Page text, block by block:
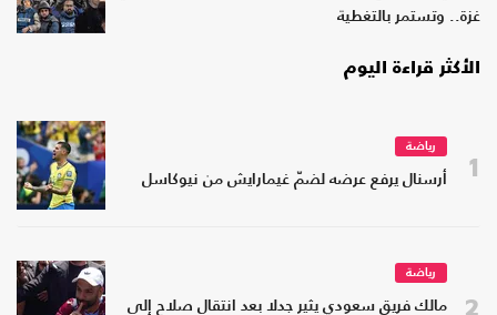
غزة.. وتستمر بالتغطية
الأكثر قراءة اليوم
1
رياضة
أرسنال يرفع عرضه لضمّ غيمارايش من نيوكاسل
2
رياضة
مالك فريق سعودي يثير جدلا بعد انتقال صلاح إلى